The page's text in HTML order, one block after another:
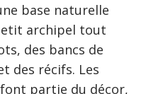
base naturelle
archipel tout
des bancs de
des récifs. Les
partie du décor,